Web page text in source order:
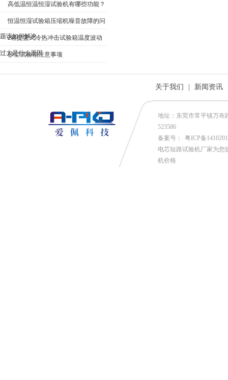
高低温恒温恒湿试验机有哪些功能？
恒温恒湿试验箱压缩机噪音故障的问
题该如何解决
2箱提篮式冷热冲击试验箱温度波动
过大是什么原因
砂尘试验箱注意事项
关于我们 新闻资讯
地址：东莞市常平镇万布
523586
备案号：
粤ICP备
电芯短路试验机厂家为您
机价格